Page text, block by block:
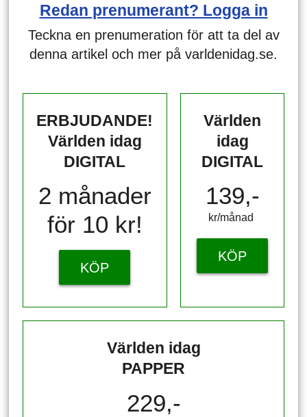
Redan prenumerant? Logga in
Teckna en prenumeration för att ta del av
denna artikel och mer på varldenidag.se.
ERBJUDANDE!
Världen idag
DIGITAL
2 månader
för 10 kr!
KÖP
Världen
idag
DIGITAL
139,-
kr/månad ​​​​​​
KÖP
Världen idag
PAPPER
229,-